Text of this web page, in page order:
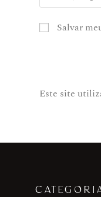
Salvar
Este site